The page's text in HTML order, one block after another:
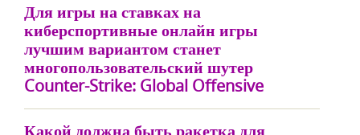
Для игры на ставках на
киберспортивные онлайн игры
лучшим вариантом станет
многопользовательский шутер
Counter-Strike: Global Offensive
Какой должна быть ракетка для